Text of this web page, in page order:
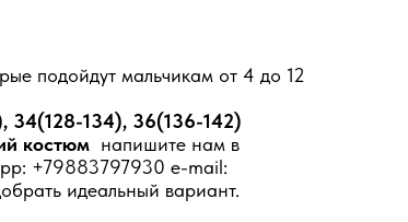
подойдут мальчикам от 4 до 12
34(128-134), 36(136-142)
костюм напишите нам в
+79883797930 e-mail:
идеальный вариант.